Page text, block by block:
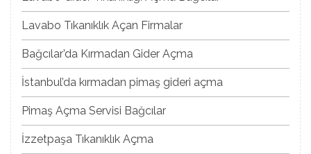
Lavabo Tıkanıklık Açan Firmalar
Bağcılar’da Kırmadan Gider Açma
İstanbul’da kırmadan pimaş gideri açma
Pimaş Açma Servisi Bağcılar
İzzetpaşa Tıkanıklık Açma